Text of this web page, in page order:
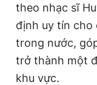
theo nhạc sĩ
định uy tín cho
trong nước,
trở thành một
khu vực.